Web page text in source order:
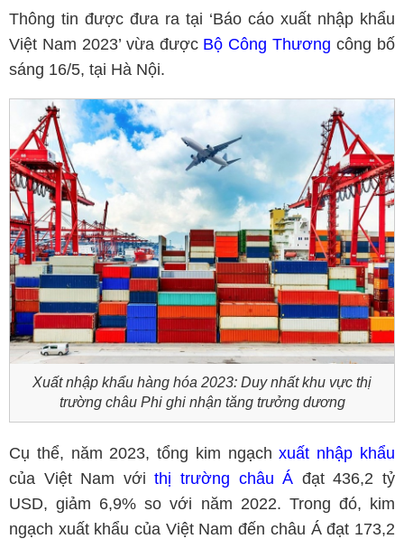
Thông tin được đưa ra tại ‘Báo cáo xuất nhập khẩu
Việt Nam 2023’ vừa được Bộ Công Thương công bố
sáng 16/5, tại Hà Nội.
Xuất nhập khẩu hàng hóa 2023: Duy nhất khu vực thị
trường châu Phi ghi nhận tăng trưởng dương
Cụ thể, năm 2023, tổng kim ngạchxuất nhập khẩu
của Việt Nam vớithị trường châu Á đạt 436,2 tỷ
USD, giảm 6,9% so với năm 2022. Trong đó, kim
ngạch xuất khẩu của Việt Nam đến châu Á đạt 173,2